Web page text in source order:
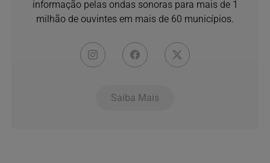
informação pelas ondas sonoras para mais de 1
milhão de ouvintes em mais de 60 municípios.
Saiba Mais